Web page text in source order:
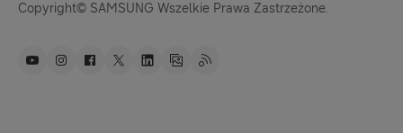
Copyright© SAMSUNG Wszelkie Prawa Zastrzeżone.